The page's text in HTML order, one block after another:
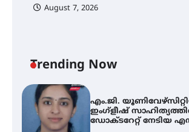
August 7, 2026
Trending Now
ട്യുണീഷ്യൻ ചിത്രം ”
ഓഫ് ഹിന്ദ് റജബ് ”
ഫിലിം സൊസൈറ്റി
വെള്ളിയാഴ്ച സ്‌ക്രീൻ